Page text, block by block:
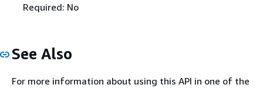
Required: No
See Also
For more information about using this API in one of the